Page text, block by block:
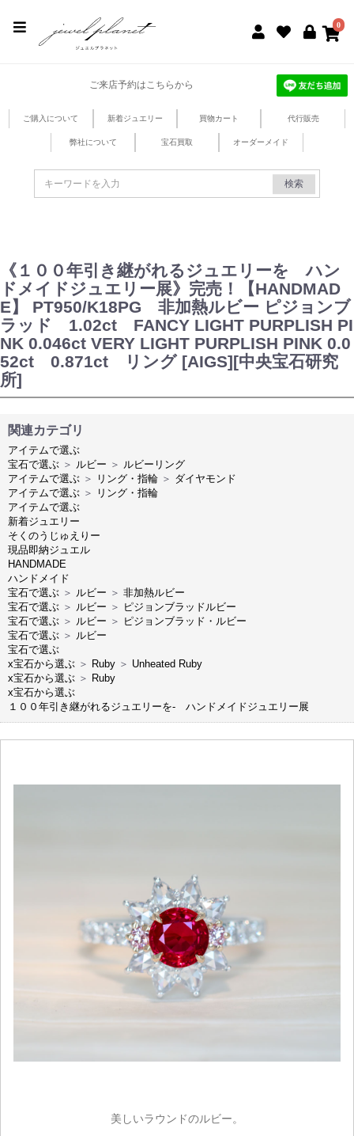
0
ご来店予約はこちらから
ご購入について 新着ジュエリー 買物カート 代行販売
弊社について 宝石買取 オーダーメイド
検索
《１００年引き継がれるジュエリーを ハン
ドメイドジュエリー展》完売！【HANDMAD
E】 PT950/K18PG 非加熱ルビー ピジョンブ
ラッド 1.02ct FANCY LIGHT PURPLISH PI
NK 0.046ct VERY LIGHT PURPLISH PINK 0.0
52ct 0.871ct リング [AIGS][中央宝石研究
所]
関連カテゴリ
アイテムで選ぶ
宝石で選ぶ ＞ ルビー ＞ ルビーリング
アイテムで選ぶ ＞ リング・指輪 ＞ ダイヤモンド
アイテムで選ぶ ＞
リング・指輪
アイテムで選ぶ
新着ジュエリー
そくのうじゅえりー
現品即納ジュエル
HANDMADE
ハンドメイド
宝石で選ぶ ＞ ルビー ＞ 非加熱ルビー
宝石で選ぶ ＞ ルビー ＞ ピジョンブラッドルビー
宝石で選ぶ ＞ ルビー ＞ ピジョンブラッド・ルビー
宝石で選ぶ ＞ ルビー
宝石で選ぶ
x宝石から選ぶ ＞ Ruby ＞ Unheated Ruby
x宝石から選ぶ ＞ Ruby
x宝石から選ぶ
１００年引き継がれるジュエリーを- ハンドメイドジュエリー展
美しいラウンドのルビー。